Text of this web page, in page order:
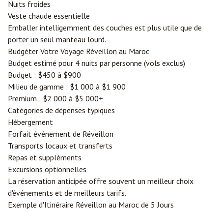
Nuits froides
Veste chaude essentielle
Emballer intelligemment des couches est plus utile que de
porter un seul manteau lourd.
Budgéter Votre Voyage Réveillon au Maroc
Budget estimé pour 4 nuits par personne (vols exclus)
Budget : $450 à $900
Milieu de gamme : $1 000 à $1 900
Premium : $2 000 à $5 000+
Catégories de dépenses typiques
Hébergement
Forfait événement de Réveillon
Transports locaux et transferts
Repas et suppléments
Excursions optionnelles
La réservation anticipée offre souvent un meilleur choix
d'événements et de meilleurs tarifs.
Exemple d'Itinéraire Réveillon au Maroc de 5 Jours